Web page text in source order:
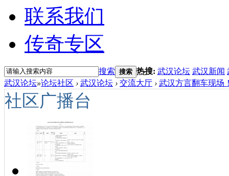
联系我们
传奇专区
搜索 搜索 热搜: 武汉论坛 武汉新闻
武汉论坛»论坛社区 › 武汉论坛 › 交流大厅 › 武汉方言翻车现场
社区广播台